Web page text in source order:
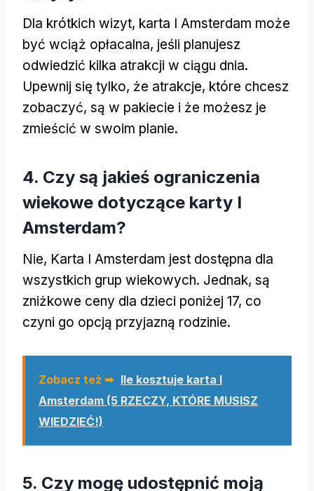
Dla krótkich wizyt, karta I Amsterdam może
być wciąż opłacalna, jeśli planujesz
odwiedzić kilka atrakcji w ciągu dnia.
Upewnij się tylko, że atrakcje, które chcesz
zobaczyć, są w pakiecie i że możesz je
zmieścić w swoim planie.
4. Czy są jakieś ograniczenia
wiekowe dotyczące karty I
Amsterdam?
Nie, Karta I Amsterdam jest dostępna dla
wszystkich grup wiekowych. Jednak, są
zniżkowe ceny dla dzieci poniżej 17, co
czyni go opcją przyjazną rodzinie.
Zobacz też ➥ Ile kosztuje karta I
Amsterdam (5 RZECZY, KTÓRE MUSISZ
WIEDZIEĆ!)
5. Czy mogę udostępnić moją